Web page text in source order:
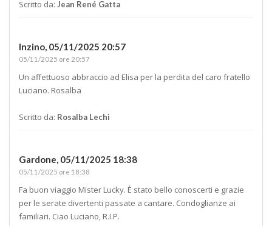
Scritto da: Jean René Gatta
Inzino, 05/11/2025 20:57
05/11/2025 ore 20:57
Un affettuoso abbraccio ad Elisa per la perdita del caro fratello
Luciano. Rosalba
Scritto da: Rosalba Lechi
Gardone, 05/11/2025 18:38
05/11/2025 ore 18:38
Fa buon viaggio Mister Lucky. È stato bello conoscerti e grazie
per le serate divertenti passate a cantare. Condoglianze ai
familiari. Ciao Luciano, R.I.P.